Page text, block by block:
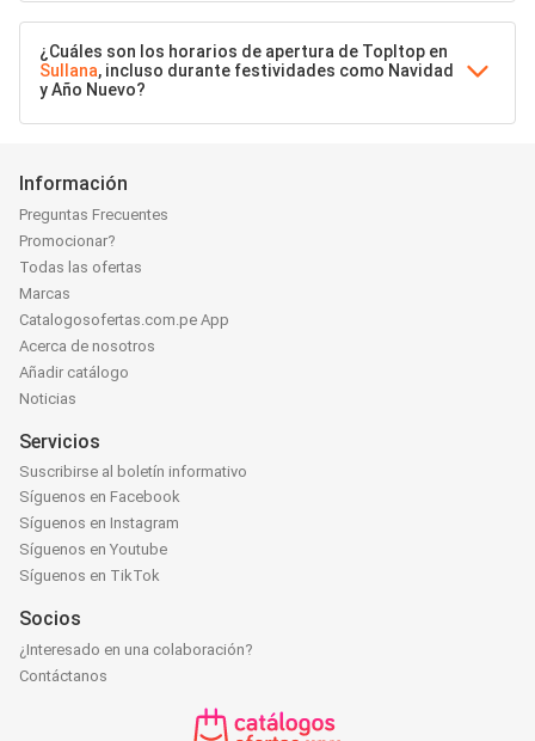
¿Cuáles son los horarios de apertura de TopItop en
Sullana, incluso durante festividades como Navidad
y Año Nuevo?
Información
Preguntas Frecuentes
Promocionar?
Todas las ofertas
Marcas
Catalogosofertas.com.pe App
Acerca de nosotros
Añadir catálogo
Noticias
Servicios
Suscribirse al boletín informativo
Síguenos en Facebook
Síguenos en Instagram
Síguenos en Youtube
Síguenos en TikTok
Socios
¿Interesado en una colaboración?
Contáctanos